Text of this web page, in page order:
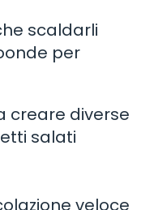
scaldarli
per
creare diverse
salati
veloce